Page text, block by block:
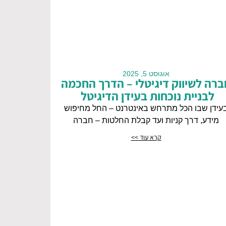
אוגוסט 5, 2025
לשיווק דיגיטלי – הדרך החכמה
לבניית נוכחות בעידן הדיגיטל
שבו הכל מתרחש באינטרנט – החל מחיפוש
מידע, דרך קניות ועד קבלת החלטות – חברה
קרא עוד >>